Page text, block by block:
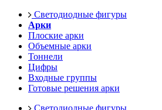
Светодиодные фигуры
Арки
Плоские арки
Объемные арки
Тоннели
Цифры
Входные группы
Готовые решения арки
Светодиодные фигуры